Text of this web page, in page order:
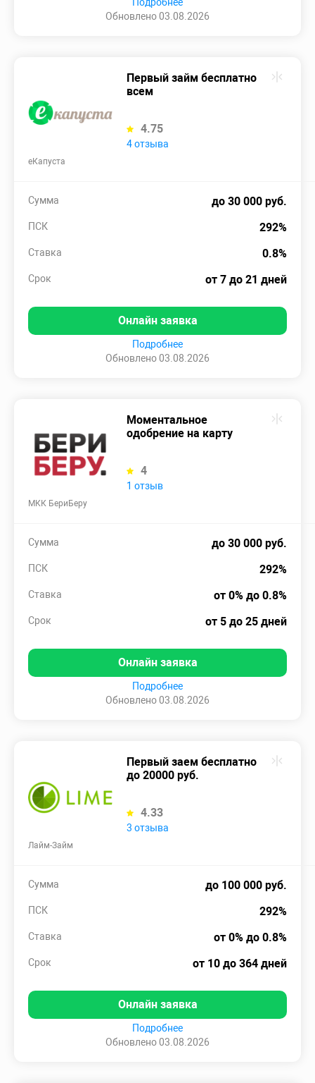
Обновлено 03.08.2026
еКапуста
Первый займ бесплатно
всем
4.75
4 отзыва
до 30 000 руб.
Сумма
292%
ПСК
0.8%
Ставка
от 7 до 21 дней
Срок
Онлайн заявка
Подробнее
Обновлено 03.08.2026
МКК БериБеру
Моментальное
одобрение на карту
4
1 отзыв
до 30 000 руб.
Сумма
292%
ПСК
от 0% до 0.8%
Ставка
от 5 до 25 дней
Срок
Онлайн заявка
Подробнее
Обновлено 03.08.2026
Лайм-Займ
Первый заем бесплатно
до 20000 руб.
4.33
3 отзыва
до 100 000 руб.
Сумма
292%
ПСК
от 0% до 0.8%
Ставка
от 10 до 364 дней
Срок
Онлайн заявка
Подробнее
Обновлено 03.08.2026